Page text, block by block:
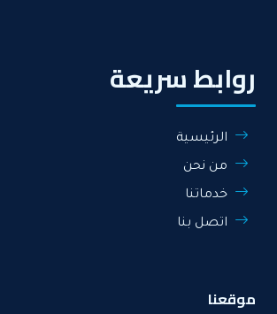
روابط سريعة
الرئيسية
من نحن
خدماتنا
اتصل بنا
موقعنا